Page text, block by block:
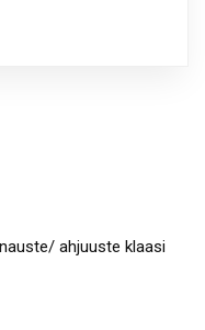
ahjuuste klaasi